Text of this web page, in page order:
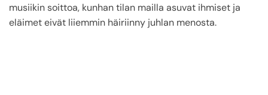
musiikin soittoa, kunhan tilan mailla asuvat ihmiset ja
eläimet eivät liiemmin häiriinny juhlan menosta.